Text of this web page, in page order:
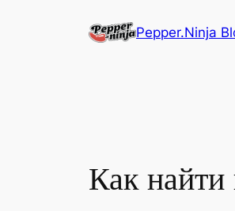
Pepper.Ninja
Как найти